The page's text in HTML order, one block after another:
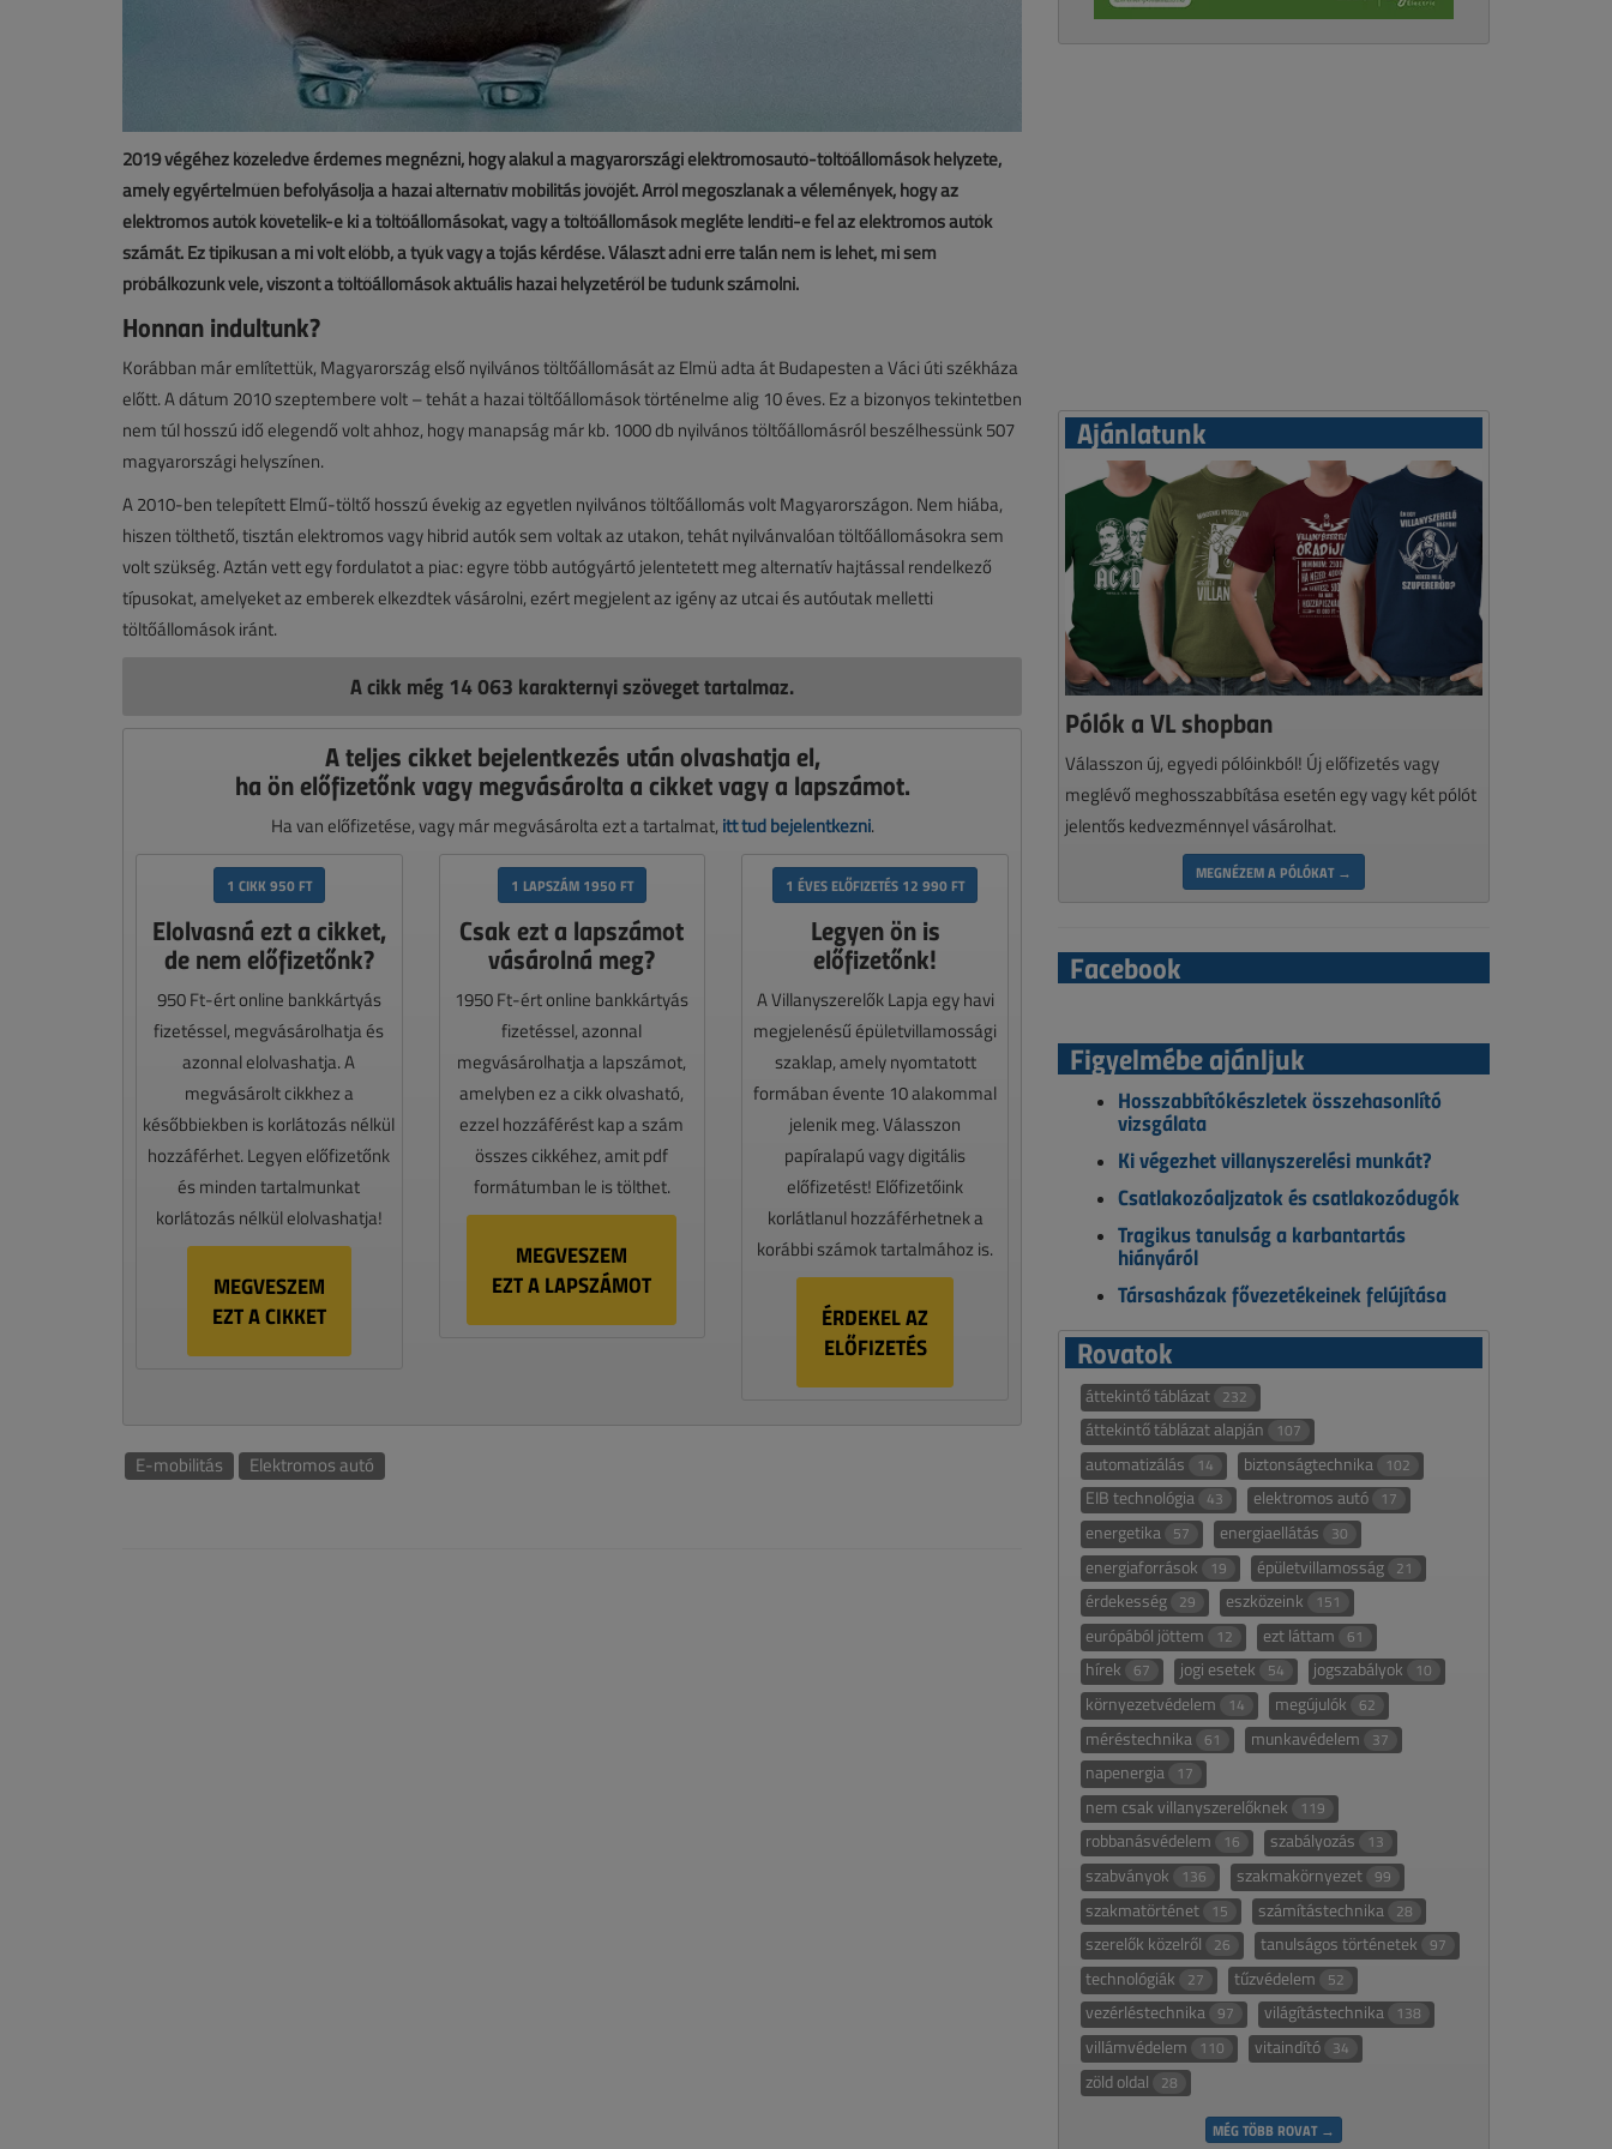
2019 végéhez közeledve érdemes megnézni, hogy alakul a magyarországi elektromosautó-töltőállomások helyzete,
amely egyértelműen befolyásolja a hazai alternatív mobilitás jövőjét. Arról megoszlanak a vélemények, hogy az
elektromos autók követelik-e ki a töltőállomásokat, vagy a töltőállomások megléte lendíti-e fel az elektromos autók
számát. Ez tipikusan a mi volt előbb, a tyúk vagy a tojás kérdése. Választ adni erre talán nem is lehet, mi sem
próbálkozunk vele, viszont a töltőállomások aktuális hazai helyzetéről be tudunk számolni.
Honnan indultunk?
Korábban már említettük, Magyarország első nyilvános töltőállomását az Elmü adta át Budapesten a Váci úti székháza
előtt. A dátum 2010 szeptembere volt – tehát a hazai töltőállomások történelme alig 10 éves. Ez a bizonyos tekintetben
nem túl hosszú idő elegendő volt ahhoz, hogy manapság már kb. 1000 db nyilvános töltőállomásról beszélhessünk 507
magyarországi helyszínen.
A 2010-ben telepített Elmű-töltő hosszú évekig az egyetlen nyilvános töltőállomás volt Magyarországon. Nem hiába,
hiszen tölthető, tisztán elektromos vagy hibrid autók sem voltak az utakon, tehát nyilvánvalóan töltőállomásokra sem
volt szükség. Aztán vett egy fordulatot a piac: egyre több autógyártó jelentetett meg alternatív hajtással rendelkező
típusokat, amelyeket az emberek elkezdtek vásárolni, ezért megjelent az igény az utcai és autóutak melletti
töltőállomások iránt.
A cikk még 14 063 karakternyi szöveget tartalmaz.
A teljes cikket bejelentkezés után olvashatja el,
ha ön előfizetőnk vagy megvásárolta a cikket vagy a lapszámot.
Ha van előfizetése, vagy már megvásárolta ezt a tartalmat, itt tud bejelentkezni.
1 CIKK 950 FT
Elolvasná ezt a cikket,
de nem előfizetőnk?
950 Ft-ért online bankkártyás
fizetéssel, megvásárolhatja és
azonnal elolvashatja. A
megvásárolt cikkhez a
későbbiekben is korlátozás nélkül
hozzáférhet. Legyen előfizetőnk
és minden tartalmunkat
korlátozás nélkül elolvashatja!
MEGVESZEM
EZT A CIKKET
1 LAPSZÁM 1950 FT
Csak ezt a lapszámot
vásárolná meg?
1950 Ft-ért online bankkártyás
fizetéssel, azonnal
megvásárolhatja a lapszámot,
amelyben ez a cikk olvasható,
ezzel hozzáférést kap a szám
összes cikkéhez, amit pdf
formátumban le is tölthet.
MEGVESZEM
EZT A LAPSZÁMOT
1 ÉVES ELŐFIZETÉS 12 990 FT
Legyen ön is
előfizetőnk!
A Villanyszerelők Lapja egy havi
megjelenésű épületvillamossági
szaklap, amely nyomtatott
formában évente 10 alakommal
jelenik meg. Válasszon
papíralapú vagy digitális
előfizetést! Előfizetőink
korlátlanul hozzáférhetnek a
korábbi számok tartalmához is.
ÉRDEKEL AZ
ELŐFIZETÉS
E-mobilitás Elektromos autó
Ajánlatunk
Pólók a VL shopban
Válasszon új, egyedi pólóinkból! Új előfizetés vagy
meglévő meghosszabbítása esetén egy vagy két pólót
jelentős kedvezménnyel vásárolhat.
MEGNÉZEM A PÓLÓKAT →
Facebook
Figyelmébe ajánljuk
Hosszabbítókészletek összehasonlító
vizsgálata
Ki végezhet villanyszerelési munkát?
Csatlakozóaljzatok és csatlakozódugók
Tragikus tanulság a karbantartás
hiányáról
Társasházak fővezetékeinek felújítása
Rovatok
áttekintő táblázat 232
áttekintő táblázat alapján 107
automatizálás 14 biztonságtechnika 102
EIB technológia 43 elektromos autó 17
energetika 57 energiaellátás 30
energiaforrások 19 épületvillamosság 21
érdekesség 29 eszközeink 151
európából jöttem 12 ezt láttam 61
hírek 67 jogi esetek 54 jogszabályok 10
környezetvédelem 14 megújulók 62
méréstechnika 61 munkavédelem 37
napenergia 17
nem csak villanyszerelőknek 119
robbanásvédelem 16 szabályozás 13
szabványok 136 szakmakörnyezet 99
szakmatörténet 15 számítástechnika 28
szerelők közelről 26 tanulságos történetek 97
technológiák 27 tűzvédelem 52
vezérléstechnika 97 világítástechnika 138
villámvédelem 110 vitaindító 34
zöld oldal 28
MÉG TÖBB ROVAT →